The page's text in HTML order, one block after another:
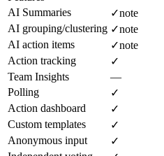
AI Summaries
✓note
AI grouping/clustering ✓note
AI action items
✓note
Action tracking
✓
Team Insights
—
Polling
✓
Action dashboard
✓
Custom templates
✓
Anonymous input
✓